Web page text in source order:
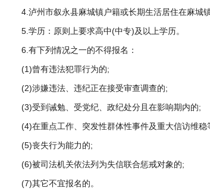
4.泸州市叙永县麻城镇户籍或长期生活居住在麻城
5.学历：原则上要求高中(中专)及以上学历。
6.有下列情况之一的不得报名：
(1)曾有违法犯罪行为的;
(2)涉嫌违法、违纪正在接受审查调查的;
(3)受到诫勉、受党纪、政纪处分且在影响期内的;
(4)在重点工作、突发性群体性事件及重大信访维稳
(5)丧失行为能力的;
(6)被司法机关依法列为失信联合惩戒对象的;
(7)其它不宜报名的。